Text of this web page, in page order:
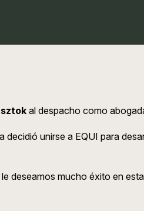
al despacho como
unirse a EQUI para
deseamos mucho éxito en